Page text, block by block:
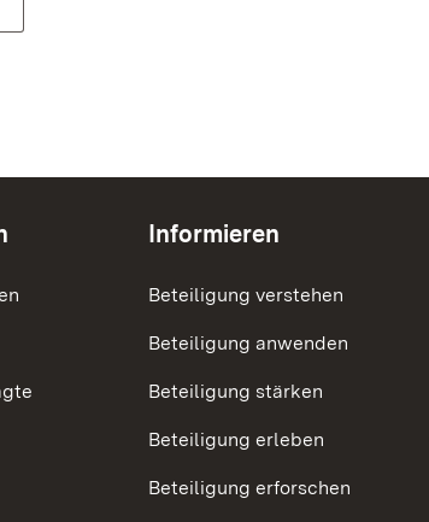
Informieren
Beteiligung verstehen
Beteiligung anwenden
Beteiligung stärken
Beteiligung erleben
Beteiligung erforschen